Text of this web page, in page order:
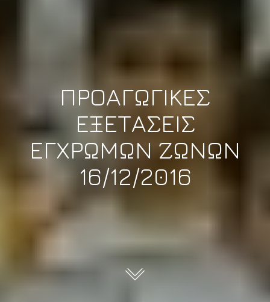
ΠΡΟΑΓΩΓΙΚΕΣ
ΕΞΕΤΑΣΕΙΣ
ΕΓΧΡΩΜΩΝ ΖΩΝΩΝ
16/12/2016